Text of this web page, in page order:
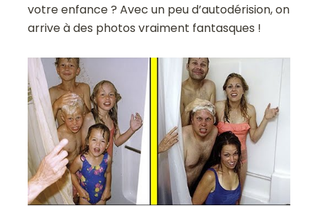
votre enfance ? Avec un peu d’autodérision, on
arrive à des photos vraiment fantasques !